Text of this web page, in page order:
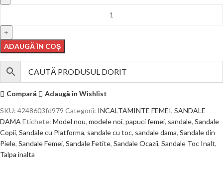
ADAUGĂ ÎN COȘ
Compară
Adaugă în Wishlist
SKU: 4248603fd979 Categorii: INCALTAMINTE FEMEI, SANDALE
DAMA Etichete: Model nou, modele noi, papuci femei, sandale, Sandale
Copii, Sandale cu Platforma, sandale cu toc, sandale dama, Sandale din
Piele, Sandale Femei, Sandale Fetite, Sandale Ocazii, Sandale Toc Inalt,
Talpa inalta